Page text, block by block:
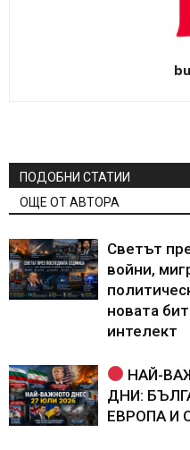
ПОДОБНИ СТАТИИ
ОЩЕ ОТ АВТОРА
Светът
войни,
новата
интелект
НАЙ-
ДНИ:
ЕВРОПА И